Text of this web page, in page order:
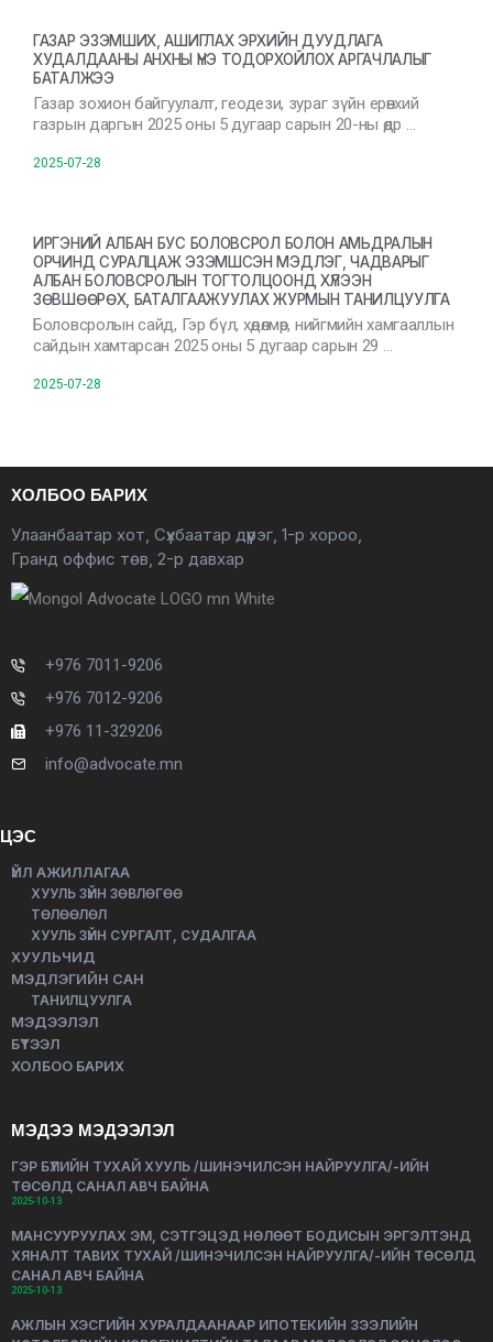
ГАЗАР ЭЗЭМШИХ, АШИГЛАХ ЭРХИЙН ДУУДЛАГА
ХУДАЛДААНЫ АНХНЫ ҮНЭ ТОДОРХОЙЛОХ АРГАЧЛАЛЫГ
БАТАЛЖЭЭ
Газар зохион байгуулалт, геодези, зураг зүйн ерөнхий
газрын даргын 2025 оны 5 дугаар сарын 20-ны өдр …
2025-07-28
ИРГЭНИЙ АЛБАН БУС БОЛОВСРОЛ БОЛОН АМЬДРАЛЫН
ОРЧИНД СУРАЛЦАЖ ЭЗЭМШСЭН МЭДЛЭГ, ЧАДВАРЫГ
АЛБАН БОЛОВСРОЛЫН ТОГТОЛЦООНД ХҮЛЭЭН
ЗӨВШӨӨРӨХ, БАТАЛГААЖУУЛАХ ЖУРМЫН ТАНИЛЦУУЛГА
Боловсролын сайд, Гэр бүл, хөдөлмөр, нийгмийн хамгааллын
сайдын хамтарсан 2025 оны 5 дугаар сарын 29 …
2025-07-28
ХОЛБОО БАРИХ
Улаанбаатар хот, Сүхбаатар дүүрэг, 1-р хороо,
Гранд оффис төв, 2-р давхар
+976 7011-9206
+976 7012-9206
+976 11-329206
info@advocate.mn
ЦЭС
ҮЙЛ АЖИЛЛАГАА
ХУУЛЬ ЗҮЙН ЗӨВЛӨГӨӨ
ТӨЛӨӨЛӨЛ
ХУУЛЬ ЗҮЙН СУРГАЛТ, СУДАЛГАА
ХУУЛЬЧИД
МЭДЛЭГИЙН САН
ТАНИЛЦУУЛГА
МЭДЭЭЛЭЛ
БҮТЭЭЛ
ХОЛБОО БАРИХ
МЭДЭЭ МЭДЭЭЛЭЛ
ГЭР БҮЛИЙН ТУХАЙ ХУУЛЬ /ШИНЭЧИЛСЭН НАЙРУУЛГА/-ИЙН
ТӨСӨЛД САНАЛ АВЧ БАЙНА
2025-10-13
МАНСУУРУУЛАХ ЭМ, СЭТГЭЦЭД НӨЛӨӨТ БОДИСЫН ЭРГЭЛТЭНД
ХЯНАЛТ ТАВИХ ТУХАЙ /ШИНЭЧИЛСЭН НАЙРУУЛГА/-ИЙН ТӨСӨЛД
САНАЛ АВЧ БАЙНА
2025-10-13
АЖЛЫН ХЭСГИЙН ХУРАЛДААНААР ИПОТЕКИЙН ЗЭЭЛИЙН